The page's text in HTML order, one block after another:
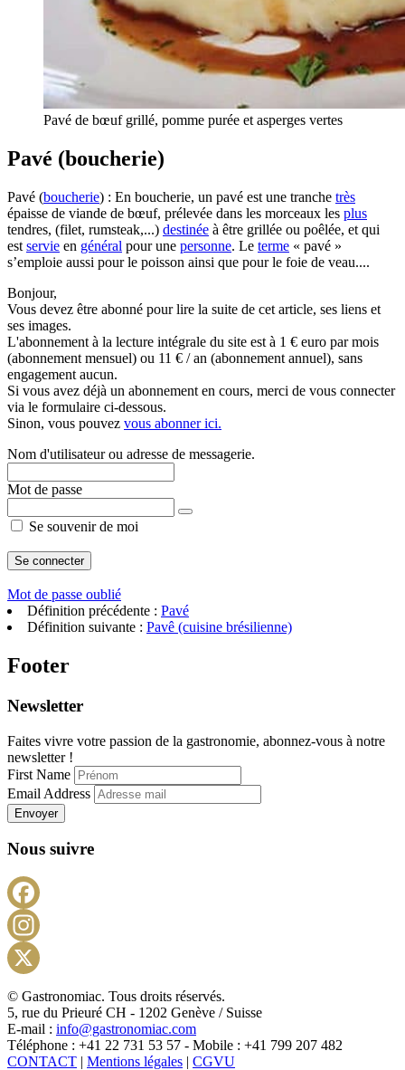
Pavé de bœuf grillé, pomme purée et asperges vertes
Pavé (boucherie)
Pavé (boucherie) : En boucherie, un pavé est une tranche très
épaisse de viande de bœuf, prélevée dans les morceaux les plus
tendres, (filet, rumsteak,...) destinée à être grillée ou poêlée, et qui
est servie en général pour une personne. Le terme « pavé »
s’emploie aussi pour le poisson ainsi que pour le foie de veau....
Bonjour,
Vous devez être abonné pour lire la suite de cet article, ses liens et
ses images.
L'abonnement à la lecture intégrale du site est à 1 € euro par mois
(abonnement mensuel) ou 11 € / an (abonnement annuel), sans
engagement aucun.
Si vous avez déjà un abonnement en cours, merci de vous connecter
via le formulaire ci-dessous.
Sinon, vous pouvez vous abonner ici.
Nom d'utilisateur ou adresse de messagerie.
Mot de passe
Se souvenir de moi
Mot de passe oublié
Définition précédente : Pavé
Définition suivante : Pavê (cuisine brésilienne)
Footer
Newsletter
Faites vivre votre passion de la gastronomie, abonnez-vous à notre
newsletter !
First Name
Email Address
Envoyer
Nous suivre
X
© Gastronomiac. Tous droits réservés.
5, rue du Prieuré CH - 1202 Genève / Suisse
E-mail : info@gastronomiac.com
Téléphone : +41 22 731 53 57 - Mobile : +41 799 207 482
CONTACT | Mentions légales | CGVU